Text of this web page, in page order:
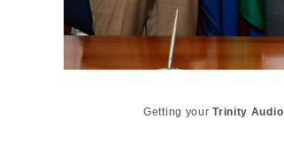
Getting yourTrinity Audio